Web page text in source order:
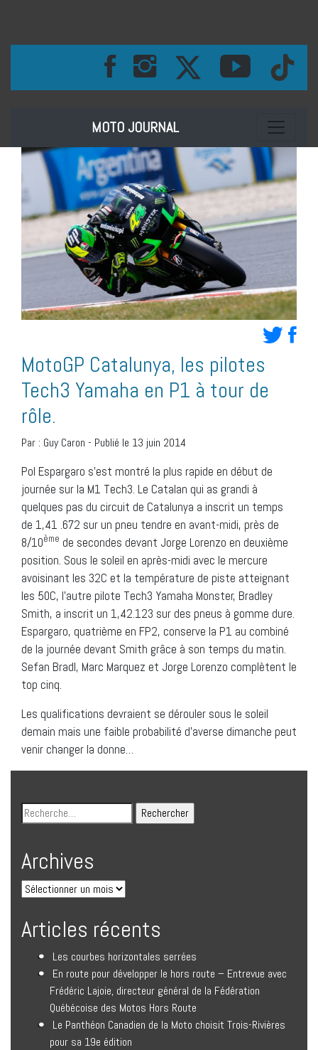
MOTO JOURNAL Toggle
MotoGP Catalunya, les pilotes
Tech3 Yamaha en P1 à tour de
rôle.
Par : Guy Caron - Publié le 13 juin 2014
Pol Espargaro s’est montré la plus rapide en début de
journée sur la M1 Tech3. Le Catalan qui as grandi à
quelques pas du circuit de Catalunya a inscrit un temps
de 1,41 .672 sur un pneu tendre en avant-midi, près de
8/10ème de secondes devant Jorge Lorenzo en deuxième
position. Sous le soleil en après-midi avec le mercure
avoisinant les 32C et la température de piste atteignant
les 50C, l’autre pilote Tech3 Yamaha Monster, Bradley
Smith, a inscrit un 1,42.123 sur des pneus à gomme dure.
Espargaro, quatrième en FP2, conserve la P1 au combiné
de la journée devant Smith grâce à son temps du matin.
Sefan Bradl, Marc Marquez et Jorge Lorenzo complètent le
top cinq.
Les qualifications devraient se dérouler sous le soleil
demain mais une faible probabilité d’averse dimanche peut
venir changer la donne…
Archives
Articles récents
Les courbes horizontales serrées
En route pour développer le hors route – Entrevue avec
Frédéric Lajoie, directeur général de la Fédération
Québécoise des Motos Hors Route
Le Panthéon Canadien de la Moto choisit Trois-Rivières
pour sa 19e édition